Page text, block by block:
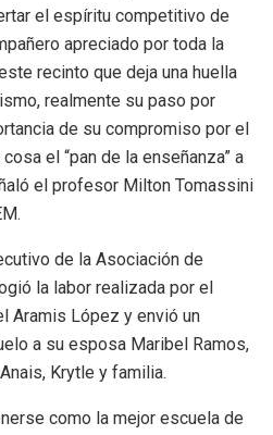
el espíritu competitivo de
apreciado por toda la
recinto que deja una huella
realmente su paso por
de su compromiso por el
el “pan de la enseñanza” a
el profesor Milton Tomassini
de la Asociación de
la labor realizada por el
Aramis López y envió un
a su esposa Maribel Ramos,
Krytle y familia.
como la mejor escuela de